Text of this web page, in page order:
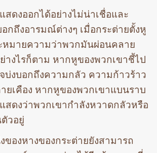
สดงออกได้อย่างไม่น่าเชื่อและ
กถึงอารมณ์ต่างๆ เมื่อกระต่ายตั้งหู
หมายความว่าพวกมันผ่อนคลาย
างไรก็ตาม หากหูของพวกเขาชี้ไป
บ่งบอกถึงความกลัว ความก้าวร้าว
ยเคือง หากหูของพวกเขาแบนราบ
สดงว่าพวกเขากำลังหวาดกลัวหรือ
วอยู่
องหางของกระต่ายยังสามารถ